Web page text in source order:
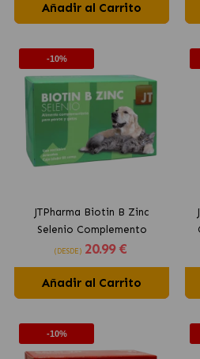
Añadir al Carrito
-10%
JTPharma Biotin B Zinc
Selenio Complemento
Nutricional para Perros y
Gatos
(DESDE) 20.99 €
Añadir al Carrito
-10%